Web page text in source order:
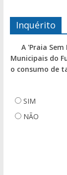
Inquérito
A 'Praia
Municipais do
o consumo de
SIM
NÃO